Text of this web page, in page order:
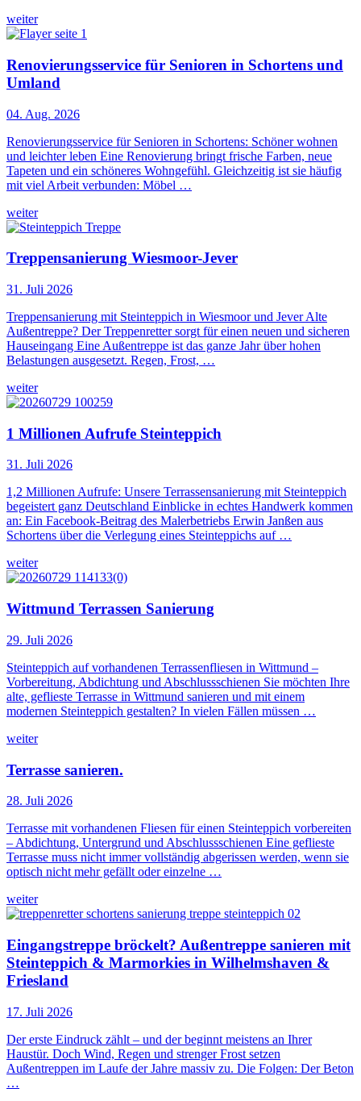
weiter
Renovierungsservice für Senioren in Schortens und
Umland
04. Aug. 2026
Renovierungsservice für Senioren in Schortens: Schöner wohnen
und leichter leben Eine Renovierung bringt frische Farben, neue
Tapeten und ein schöneres Wohngefühl. Gleichzeitig ist sie häufig
mit viel Arbeit verbunden: Möbel …
weiter
Treppensanierung Wiesmoor-Jever
31. Juli 2026
Treppensanierung mit Steinteppich in Wiesmoor und Jever Alte
Außentreppe? Der Treppenretter sorgt für einen neuen und sicheren
Hauseingang Eine Außentreppe ist das ganze Jahr über hohen
Belastungen ausgesetzt. Regen, Frost, …
weiter
1 Millionen Aufrufe Steinteppich
31. Juli 2026
1,2 Millionen Aufrufe: Unsere Terrassensanierung mit Steinteppich
begeistert ganz Deutschland Einblicke in echtes Handwerk kommen
an: Ein Facebook-Beitrag des Malerbetriebs Erwin Janßen aus
Schortens über die Verlegung eines Steinteppichs auf …
weiter
Wittmund Terrassen Sanierung
29. Juli 2026
Steinteppich auf vorhandenen Terrassenfliesen in Wittmund –
Vorbereitung, Abdichtung und Abschlussschienen Sie möchten Ihre
alte, geflieste Terrasse in Wittmund sanieren und mit einem
modernen Steinteppich gestalten? In vielen Fällen müssen …
weiter
Terrasse sanieren.
28. Juli 2026
Terrasse mit vorhandenen Fliesen für einen Steinteppich vorbereiten
– Abdichtung, Untergrund und Abschlussschienen Eine geflieste
Terrasse muss nicht immer vollständig abgerissen werden, wenn sie
optisch nicht mehr gefällt oder einzelne …
weiter
Eingangstreppe bröckelt? Außentreppe sanieren mit
Steinteppich & Marmorkies in Wilhelmshaven &
Friesland
17. Juli 2026
Der erste Eindruck zählt – und der beginnt meistens an Ihrer
Haustür. Doch Wind, Regen und strenger Frost setzen
Außentreppen im Laufe der Jahre massiv zu. Die Folgen: Der Beton
…